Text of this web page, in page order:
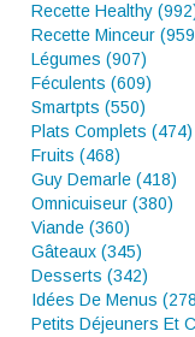
Recette Healthy
Recette Minceur
Légumes (907)
Féculents (609)
Smartpts (550)
Plats Complets (474)
Fruits (468)
Guy Demarle (418)
Omnicuiseur (380)
Viande (360)
Gâteaux (345)
Desserts (342)
Idées De Menus
Petits Déjeuners Et